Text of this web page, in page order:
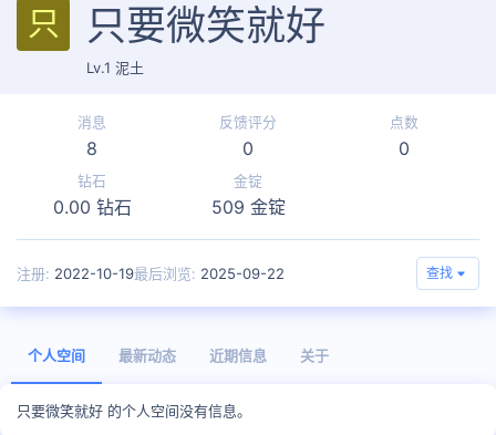
只 只要微笑就好
Lv.1 泥土
消息
8
反馈评分
0
点数
0
钻石
0.00 钻石
金锭
509 金锭
注册 2022-10-19最后浏览 2025-09-22 查找
个人空间 最新动态 近期信息 关于
只要微笑就好 的个人空间没有信息。